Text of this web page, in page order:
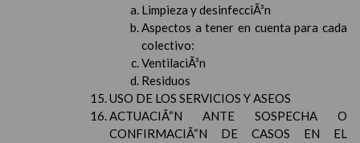
Limpieza y desinfecciÃ³n
Aspectos a tener en cuenta para cada
colectivo:
VentilaciÃ³n
Residuos
USO DE LOS SERVICIOS Y ASEOS
ACTUACIÃ“N ANTE SOSPECHA O
CONFIRMACIÃ“N DE CASOS EN EL